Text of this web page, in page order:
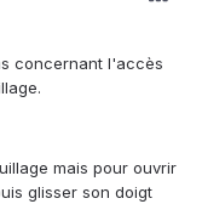
concernant l'accès
mais pour ouvrir
glisser son doigt